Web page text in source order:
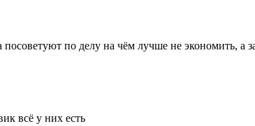
по делу на чём лучше не экономить, а
всё у них есть